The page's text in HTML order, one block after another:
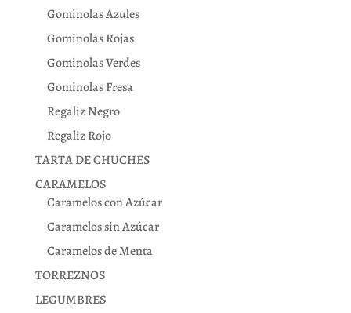
Gominolas Azules
Gominolas Rojas
Gominolas Verdes
Gominolas Fresa
Regaliz Negro
Regaliz Rojo
TARTA DE CHUCHES
CARAMELOS
Caramelos con Azúcar
Caramelos sin Azúcar
Caramelos de Menta
TORREZNOS
LEGUMBRES